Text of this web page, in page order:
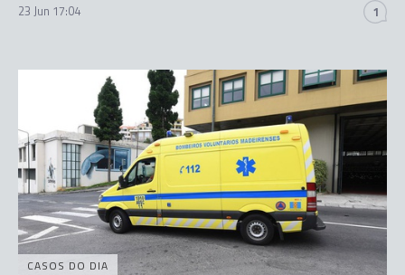
23 Jun 17:04 1
CASOS DO DIA